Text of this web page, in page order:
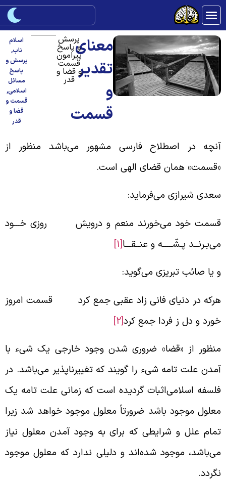
معنای
تقدیر
و
قسمت
پرسش
و پاسخ
پیرامون
قسمت
و قضا و
قدر
اسلام
ناب,
پرسش و
پاسخ
مسائل
اسلامی,
قسمت و
قضا و
قدر
در اصطلاح فارسی مشهور می‌باشد منظور از
همان قضای الهی است.
شیرازی می‌فرماید:
خود می‌خورند منعم و درویش روزی خـــود
پـشّـــــه و عنــقـــا[1]
یا صائب تبریزی می‌گوید:
در دنیای فانی زاد عقبی جمع کرد قسمت امروز
و دل ز فردا جمع کرد[2]
از «قضا» ضروری شدن وجود خارجی یک شیء با
علت تامه شیء را گویند که تغییرناپذیر می‌باشد. در
اسلامی‌اثبات گردیده است که زمانی علت تامه یک
موجود باشد ضرورتاً معلول موجود خواهد شد زیرا
علل و شرایطی که برای به وجود آمدن معلول نیاز
موجود شده‌اند و دلیلی ندارد که معلول موجود